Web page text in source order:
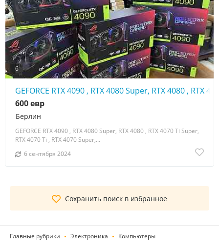
6
GEFORCE RTX 4090 , RTX 4080 Super, RTX 4080 , RTX
Берлин
600 евр
GEFORCE RTX 4090 , RTX 4080 Super, RTX 4080 , RTX 4070 Ti Super,
RTX 4070 Ti , RTX 4070 Super,...
6 сентября 2024
Сохранить поиск в избранное
Главные рубрики Электроника Компьютеры